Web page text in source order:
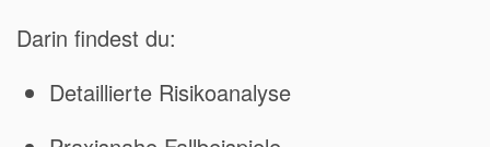
Darin findest du:
Detaillierte Risikoanalyse